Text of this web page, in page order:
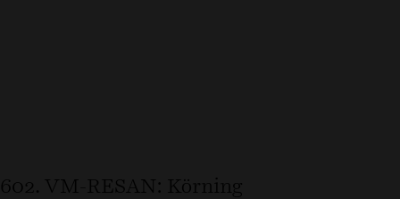
602. VM-RESAN: Körning